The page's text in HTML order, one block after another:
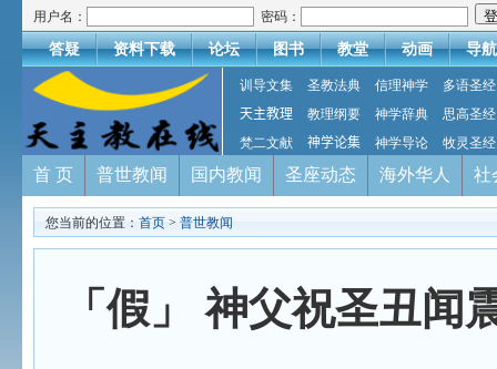
用户名： 密码：
答疑 资料下载 论坛 图书 教堂 动画 导航
训导文集 圣教法典 信理神学
多语圣经
天主教理
教理纲要 神学辞典
思高圣经
梵二文献
神学论集 神学导论 牧灵圣经
首 页 普世教闻 国内教闻 圣座动态 海外华人 社
您当前的位置： 首页 > 普世教闻
「假」 神父祝圣丑闻